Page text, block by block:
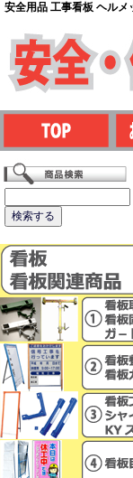
安全用品 工事看板 ヘルメ